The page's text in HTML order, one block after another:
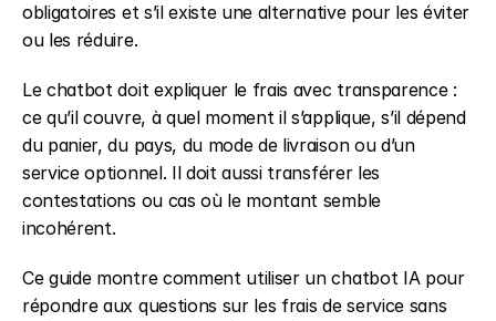
obligatoires et s’il existe une alternative pour les éviter
ou les réduire.
Le chatbot doit expliquer le frais avec transparence :
ce qu’il couvre, à quel moment il s’applique, s’il dépend
du panier, du pays, du mode de livraison ou d’un
service optionnel. Il doit aussi transférer les
contestations ou cas où le montant semble
incohérent.
Ce guide montre comment utiliser un chatbot IA pour
répondre aux questions sur les frais de service sans